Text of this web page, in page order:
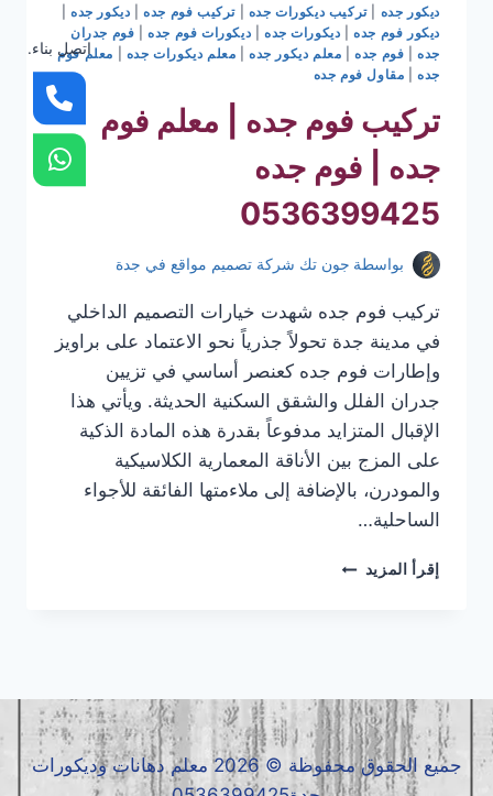
ديكور جده |تركيب ديكورات جده |تركيب فوم جده| ديكور جده|
ديكور فوم جده| ديكورات جده ديكورات فوم جده| فوم جدران
جده| فوم جده| معلم ديكور جده| معلم ديكورات جده
معلم فوم
جده| مقاول فوم جده
تركيب فوم جده | معلم فوم
جده | فوم جده
0536399425
بواسطة جون تك شركة تصميم مواقع في جدة
تركيب فوم جده شهدت خيارات التصميم الداخلي
في مدينة جدة تحولاً جذرياً نحو الاعتماد على براويز
وإطارات فوم جده كعنصر أساسي في تزيين
جدران الفلل والشقق السكنية الحديثة. ويأتي هذا
الإقبال المتزايد مدفوعاً بقدرة هذه المادة الذكية
على المزج بين الأناقة المعمارية الكلاسيكية
والمودرن، بالإضافة إلى ملاءمتها الفائقة للأجواء
الساحلية…
إقرأ المزيد تركيب
جده
|
فوم
جده
جميع الحقوق محفوظة © 2026 معلم دهانات وديكورات
اتصل بناء.